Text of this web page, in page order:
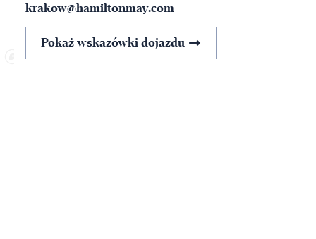
krakow@hamiltonmay.com
Pokaż wskazówki dojazdu